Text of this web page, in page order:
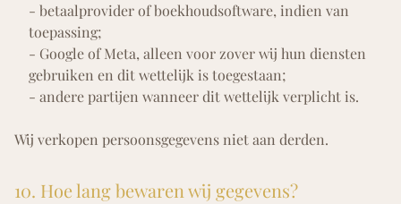
- betaalprovider of boekhoudsoftware, indien van
toepassing;
- Google of Meta, alleen voor zover wij hun diensten
gebruiken en dit wettelijk is toegestaan;
- andere partijen wanneer dit wettelijk verplicht is.
Wij verkopen persoonsgegevens niet aan derden.
10. Hoe lang bewaren wij gegevens?